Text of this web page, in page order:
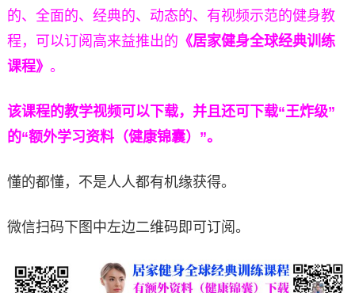
的、全面的、经典的、动态的、有视频示范的健身教
程，可以订阅高来益推出的 《居家健身全球经典训练
课程》 。
该课程的教学视频可以下载，并且还可下载“王炸级”
的“额外学习资料（健康锦囊）”。
懂的都懂，不是人人都有机缘获得。
微信扫码下图中左边二维码即可订阅。